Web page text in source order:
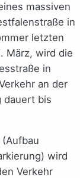
massiven
in
letzten
März, wird die
in
an der
dauert bis
wird
Verkehr